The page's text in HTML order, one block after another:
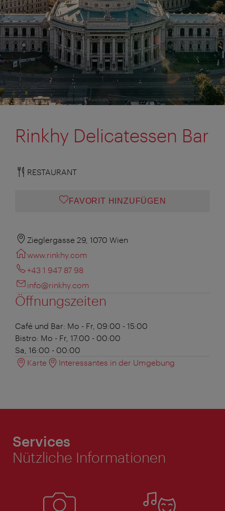
Rinkhy Delicatessen Bar
RESTAURANT
FAVORIT HINZUFÜGEN
Zieglergasse 29, 1070 Wien
www.rinkhy.com
+43 1 947 87 98
info@rinkhy.com
Öffnungszeiten
Café und Bar: Mo - Fr, 09:00 - 15:00
Bistro: Mo - Fr, 17:00 - 00:00
Sa, 16:00 - 00:00
Karte
Interessantes in der Umgebung
Services
Nützliche Informationen